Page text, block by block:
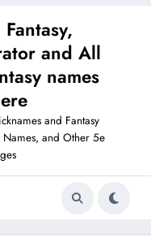
and All
names
and Fantasy
and Other 5e